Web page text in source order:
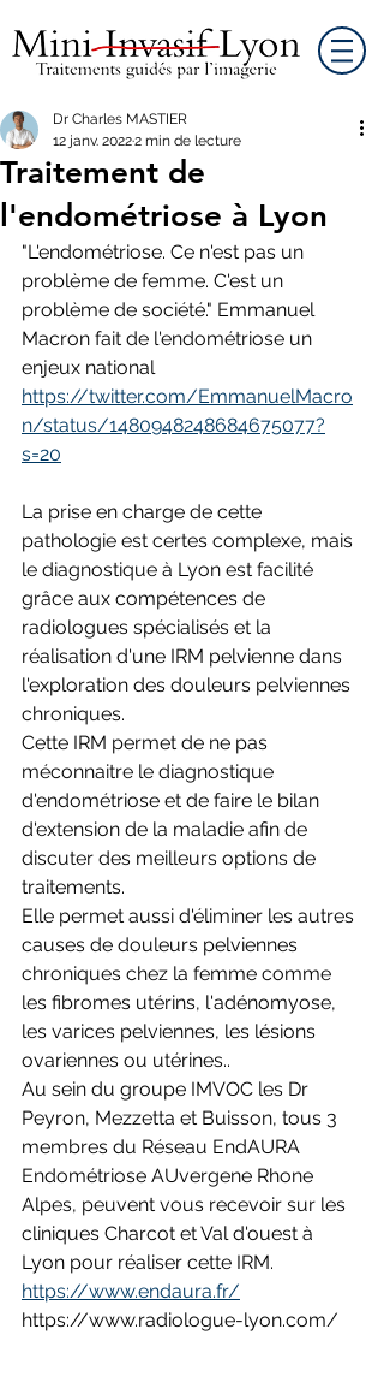
Traitement de
l'endométriose à Lyon
Dr Charles MASTIER
12 janv. 20222 min de lecture
"L'endométriose. Ce n'est pas un
problème de femme. C'est un
problème de société." Emmanuel
Macron fait de l'endométriose un
enjeux national
https://twitter.com/EmmanuelMacro
n/status/1480948248684675077?
s=20
La prise en charge de cette
pathologie est certes complexe, mais
le diagnostique à Lyon est facilité
grâce aux compétences de
radiologues spécialisés et la
réalisation d'une IRM pelvienne dans
l'exploration des douleurs pelviennes
chroniques.
Cette IRM permet de ne pas
méconnaitre le diagnostique
d'endométriose et de faire le bilan
d'extension de la maladie afin de
discuter des meilleurs options de
traitements.
Elle permet aussi d'éliminer les autres
causes de douleurs pelviennes
chroniques chez la femme comme
les fibromes utérins, l'adénomyose,
les varices pelviennes, les lésions
ovariennes ou utérines..
Au sein du groupe IMVOC les Dr
Peyron, Mezzetta et Buisson, tous 3
membres du Réseau EndAURA
Endométriose AUvergene Rhone
Alpes, peuvent vous recevoir sur les
cliniques Charcot et Val d'ouest à
Lyon pour réaliser cette IRM.
https://www.endaura.fr/
https://www.radiologue-lyon.com/